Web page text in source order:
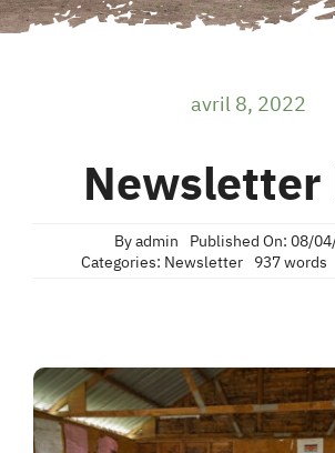
avril 8, 2022
Newsletter
Byadmin
Published On: 08/
Categories: Newsletter 937 words